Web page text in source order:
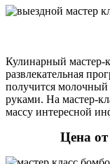
Кулинарный мастер-
развлекательная
получится молочный
руками. На мастер-
массу интересной
Цена от